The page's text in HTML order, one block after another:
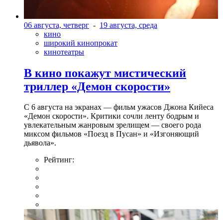
06 августа, четверг - 19 августа, среда
кино
широкий кинопрокат
кинотеатры
В кино покажут мистический
триллер «Демон скорости»
С 6 августа на экранах — фильм ужасов Джона Кийеса
«Демон скорости». Критики сочли ленту бодрым и
увлекательным жанровым зрелищeм — своего рода
миксом фильмов «Поезд в Пусан» и «Изгоняющий
дьявола».
Рейтинг: